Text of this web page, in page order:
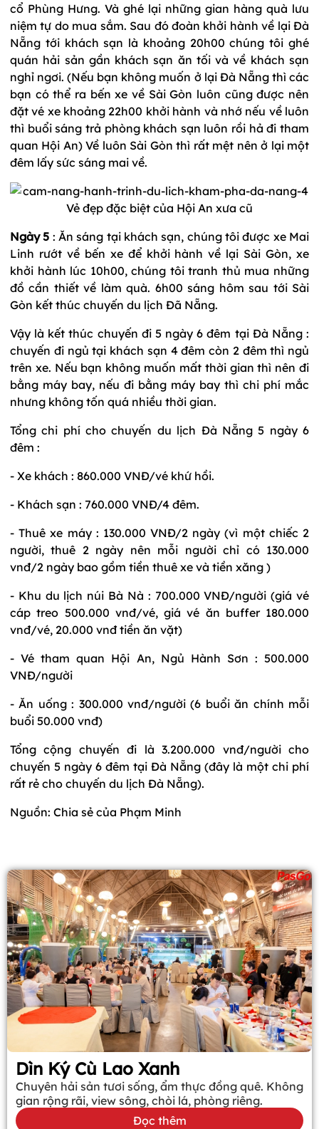
cổ Phùng Hưng. Và ghé lại những gian hàng quà lưu
niệm tự do mua sắm. Sau đó đoàn khởi hành về lại Đà
Nẵng tới khách sạn là khoảng 20h00 chúng tôi ghé
quán hải sản gần khách sạn ăn tối và về khách sạn
nghỉ ngơi. (Nếu bạn không muốn ở lại Đà Nẵng thì các
bạn có thể ra bến xe về Sài Gòn luôn cũng được nên
đặt vé xe khoảng 22h00 khởi hành và nhớ nếu về luôn
thì buổi sáng trả phòng khách sạn luôn rồi hả đi tham
quan Hội An) Về luôn Sài Gòn thì rất mệt nên ở lại một
đêm lấy sức sáng mai về.
Vẻ đẹp đặc biệt của Hội An xưa cũ
Ngày 5 : Ăn sáng tại khách sạn, chúng tôi được xe Mai
Linh rướt về bến xe để khởi hành về lại Sài Gòn, xe
khởi hành lúc 10h00, chúng tôi tranh thủ mua những
đồ cần thiết về làm quà. 6h00 sáng hôm sau tới Sài
Gòn kết thúc chuyến du lịch Đã Nẵng.
Vậy là kết thúc chuyến đi 5 ngày 6 đêm tại Đà Nẵng :
chuyến đi ngủ tại khách sạn 4 đêm còn 2 đêm thì ngủ
trên xe. Nếu bạn không muốn mất thời gian thì nên đi
bằng máy bay, nếu đi bằng máy bay thì chi phí mắc
nhưng không tốn quá nhiều thời gian.
Tổng chi phí cho chuyến du lịch Đà Nẵng 5 ngày 6
đêm :
- Xe khách : 860.000 VNĐ/vé khứ hồi.
- Khách sạn : 760.000 VNĐ/4 đêm.
- Thuê xe máy : 130.000 VNĐ/2 ngày (vì một chiếc 2
người, thuê 2 ngày nên mỗi người chỉ có 130.000
vnđ/2 ngày bao gồm tiền thuê xe và tiền xăng )
- Khu du lịch núi Bà Nà : 700.000 VNĐ/người (giá vé
cáp treo 500.000 vnđ/vé, giá vé ăn buffer 180.000
vnđ/vé, 20.000 vnđ tiền ăn vặt)
- Vé tham quan Hội An, Ngủ Hành Sơn : 500.000
VNĐ/người
- Ăn uống : 300.000 vnđ/người (6 buổi ăn chính mỗi
buổi 50.000 vnđ)
Tổng cộng chuyến đi là 3.200.000 vnđ/người cho
chuyến 5 ngày 6 đêm tại Đà Nẵng (đây là một chi phí
rất rẻ cho chuyến du lịch Đà Nẵng).
Nguồn: Chia sẻ của Phạm Minh
Dìn Ký Cù Lao Xanh
Chuyên hải sản tươi sống, ẩm thực đồng quê. Không
gian rộng rãi, view sông, chòi lá, phòng riêng.
Đọc thêm